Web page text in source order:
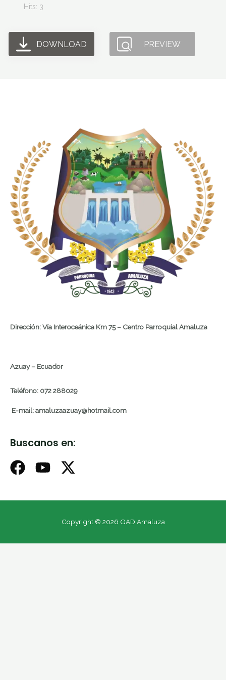
Hits: 3
DOWNLOAD PREVIEW
Dirección: Vía Interoceánica Km 75 – Centro Parroquial Amaluza
Azuay – Ecuador
Teléfono: 072 288029
E-mail: amaluzaazuay@hotmail.com
Buscanos en:
Copyright © 2026 GAD Amaluza